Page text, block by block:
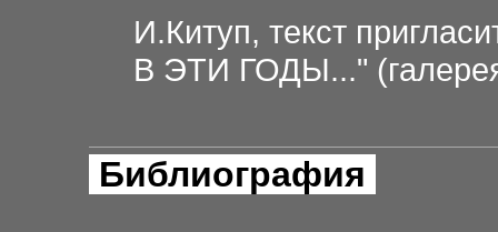
И.Китуп, текст
В ЭТИ ГОДЫ..."
Библиография